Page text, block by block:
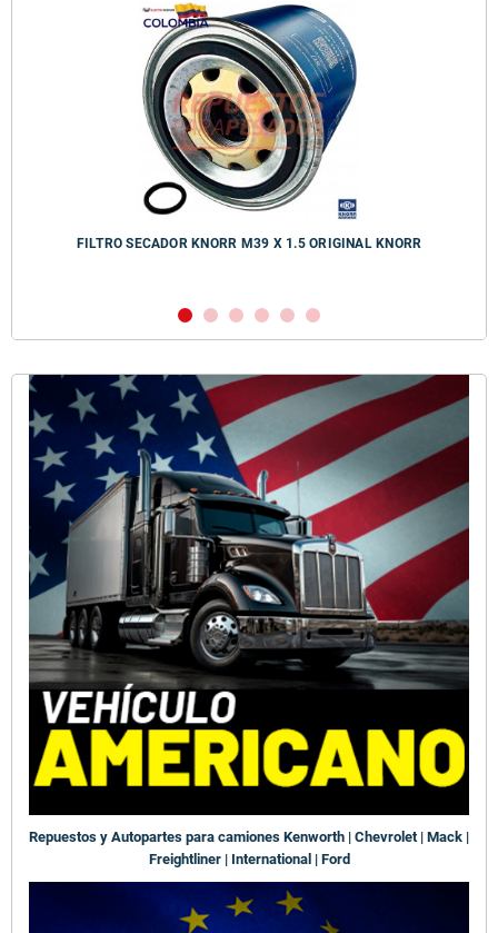
FILTRO SECADOR KNORR M39 X 1.5 ORIGINAL KNORR
Repuestos y Autopartes para camiones Kenworth | Chevrolet | Mack |
Freightliner | International | Ford